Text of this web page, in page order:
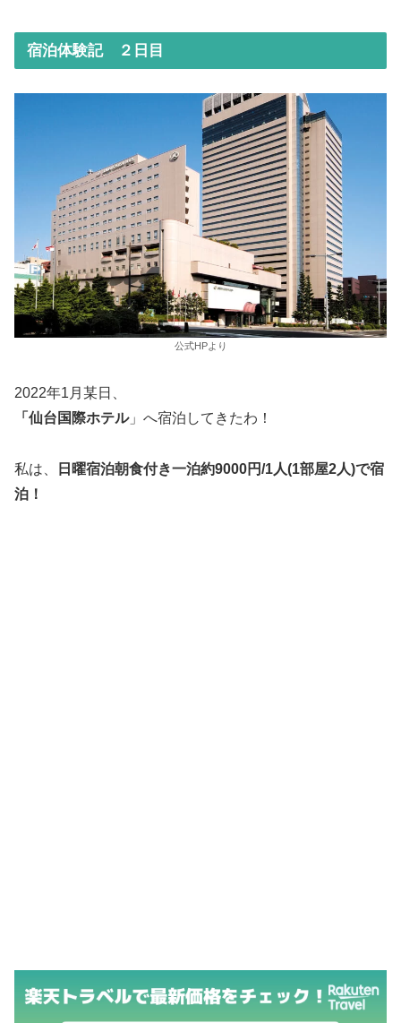
宿泊体験記 ２日目
公式HPより
2022年1月某日、
「仙台国際ホテル」へ宿泊してきたわ！
私は、
日曜宿泊朝食付き一泊約9000円/1人(1部屋2人)で宿
泊！